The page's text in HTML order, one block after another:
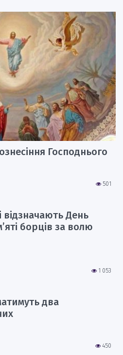
Господнього
501
відзначають День
борців за волю
1 053
два
450